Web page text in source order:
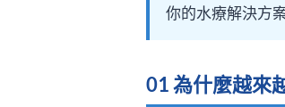
你的水療解決方
01 為什麼越來